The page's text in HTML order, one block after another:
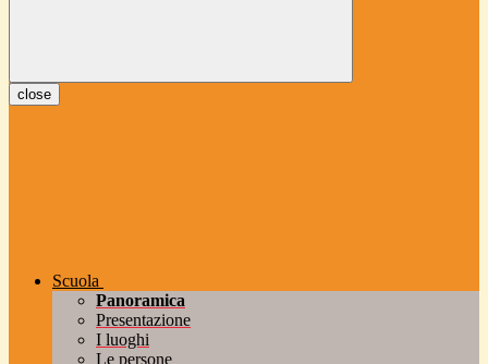
close
Scuola
Panoramica
Presentazione
I luoghi
Le persone